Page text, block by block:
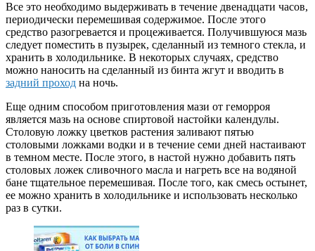
Все это необходимо выдерживать в течение двенадцати часов,
периодически перемешивая содержимое. После этого
средство разогревается и процеживается. Получившуюся мазь
следует поместить в пузырек, сделанный из темного стекла, и
хранить в холодильнике. В некоторых случаях, средство
можно наносить на сделанный из бинта жгут и вводить в
задний проход на ночь.
Еще одним способом приготовления мази от геморроя
является мазь на основе спиртовой настойки календулы.
Столовую ложку цветков растения заливают пятью
столовыми ложками водки и в течение семи дней настаивают
в темном месте. После этого, в настой нужно добавить пять
столовых ложек сливочного масла и нагреть все на водяной
бане тщательное перемешивая. После того, как смесь остынет,
ее можно хранить в холодильнике и использовать несколько
раз в сутки.